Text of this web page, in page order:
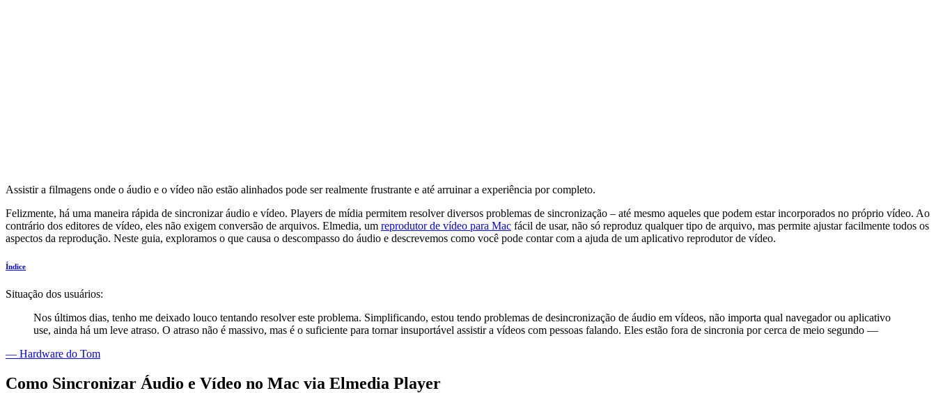
Assistir a filmagens onde o áudio e o vídeo não estão alinhados pode ser realmente frustrante e até arruinar a experiência por completo.
Felizmente, há uma maneira rápida de sincronizar áudio e vídeo. Players de mídia permitem resolver diversos problemas de sincronização – até mesmo aqueles que podem estar incorporados no próprio vídeo. Ao
contrário dos editores de vídeo, eles não exigem conversão de arquivos. Elmedia, um reprodutor de vídeo para Mac fácil de usar, não só reproduz qualquer tipo de arquivo, mas permite ajustar facilmente todos os
aspectos da reprodução. Neste guia, exploramos o que causa o descompasso do áudio e descrevemos como você pode contar com a ajuda de um aplicativo reprodutor de vídeo.
Índice
Situação dos usuários:
Nos últimos dias, tenho me deixado louco tentando resolver este problema. Simplificando, estou tendo problemas de desincronização de áudio em vídeos, não importa qual navegador ou aplicativo
use, ainda há um leve atraso. O atraso não é massivo, mas é o suficiente para tornar insuportável assistir a vídeos com pessoas falando. Eles estão fora de sincronia por cerca de meio segundo —
— Hardware do Tom
Como Sincronizar Áudio e Vídeo no Mac via Elmedia Player